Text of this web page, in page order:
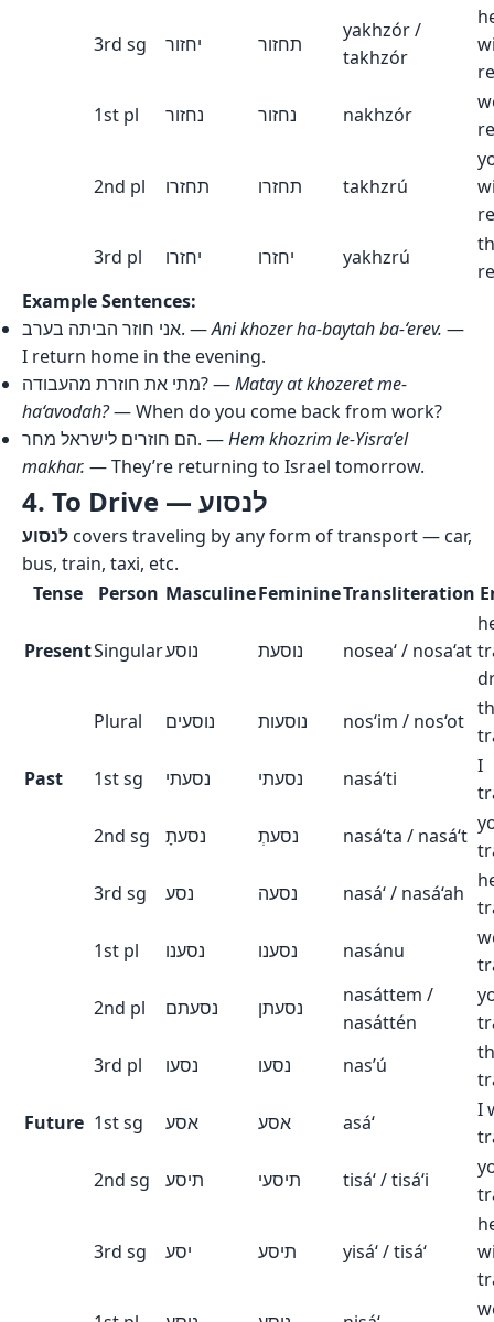
3rd sg יחזור תחזור
yakhzór /
takhzór
1st pl
נחזור נחזור nakhzór
2nd pl תחזרו תחזרו takhzrú
3rd pl
יחזרו יחזרו yakhzrú
Example Sentences:
אני חוזר הביתה בערב. —Ani khozer ha-baytah ba-‘erev. —
I return home in the evening.
מתי את חוזרת מהעבודה? —Matay at khozeret me-
ha‘avodah?— When do you come back from work?
הם חוזרים לישראל מחר. —Hem khozrim le-Yisra’el
makhar. — They’re returning to Israel tomorrow.
4. To Drive — לנסוע
לנסוע covers traveling by any form of transport — car,
bus, train, taxi, etc.
Tense
Person MasculineFeminineTransliteration
PresentSingularנוסע נוסעת nosea‘ / nosa‘at
Plural
נוסעים נוסעות nos‘im / nos‘ot
Past
1st sg נסעתי נסעתי nasá‘ti
I
2nd sg
נסעתָ נסעתְ nasá‘ta / nasá‘t
3rd sg
נסע נסעה nasá‘ / nasá‘ah
1st pl
נסענו נסענו nasánu
2nd pl
נסעתם נסעתן
nasáttem /
nasáttén
3rd pl
נסעו נסעו nas’ú
Future 1st sg אסע אסע asá‘
I
2nd sg
תיסע תיסעי tisá‘ / tisá‘i
3rd sg יסע תיסע yisá‘ / tisá‘